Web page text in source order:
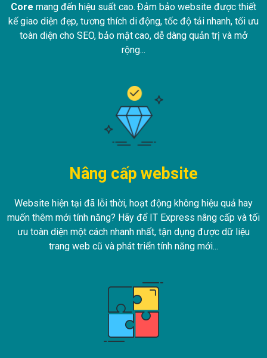
Core mang đến hiệu suất cao. Đảm bảo website được thiết
kế giao diện đẹp, tương thích di động, tốc độ tải nhanh, tối ưu
toàn diện cho SEO, bảo mật cao, dễ dàng quản trị và mở
rộng...
Nâng cấp website
Website hiện tại đã lỗi thời, hoạt động không hiệu quả hay
muốn thêm mới tính năng? Hãy để IT Express nâng cấp và tối
ưu toàn diện một cách nhanh nhất, tận dụng được dữ liệu
trang web cũ và phát triển tính năng mới...